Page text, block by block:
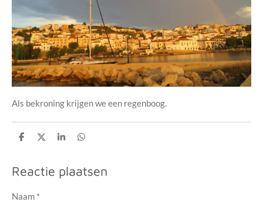
Als bekroning krijgen we een regenboog.
D
n
D
l
S
e
D
e
n
Reactie plaatsen
Naam *